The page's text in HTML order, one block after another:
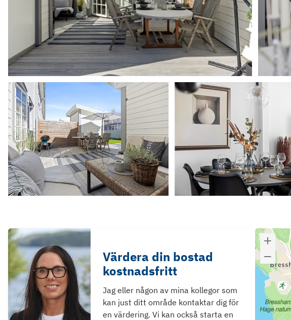
Värdera din bostad
kostnadsfritt
Jag eller någon av mina kollegor som
kan just ditt område kontaktar dig för
en värdering. Vi kan också starta en